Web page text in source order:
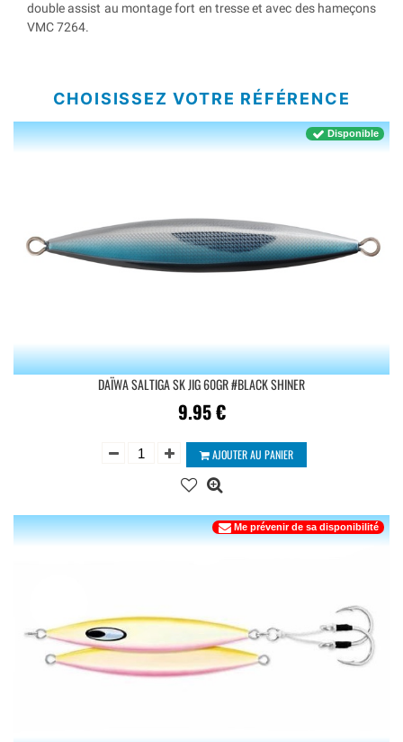
double assist au montage fort en tresse et avec des hameçons
VMC 7264.
CHOISISSEZ VOTRE RÉFÉRENCE
DAÏWA SALTIGA SK JIG 60GR #BLACK SHINER
9.95€
Disponible
AJOUTER AU PANIER
Me prévenir de sa disponibilité